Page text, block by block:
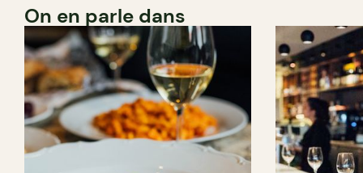
On en parle dans